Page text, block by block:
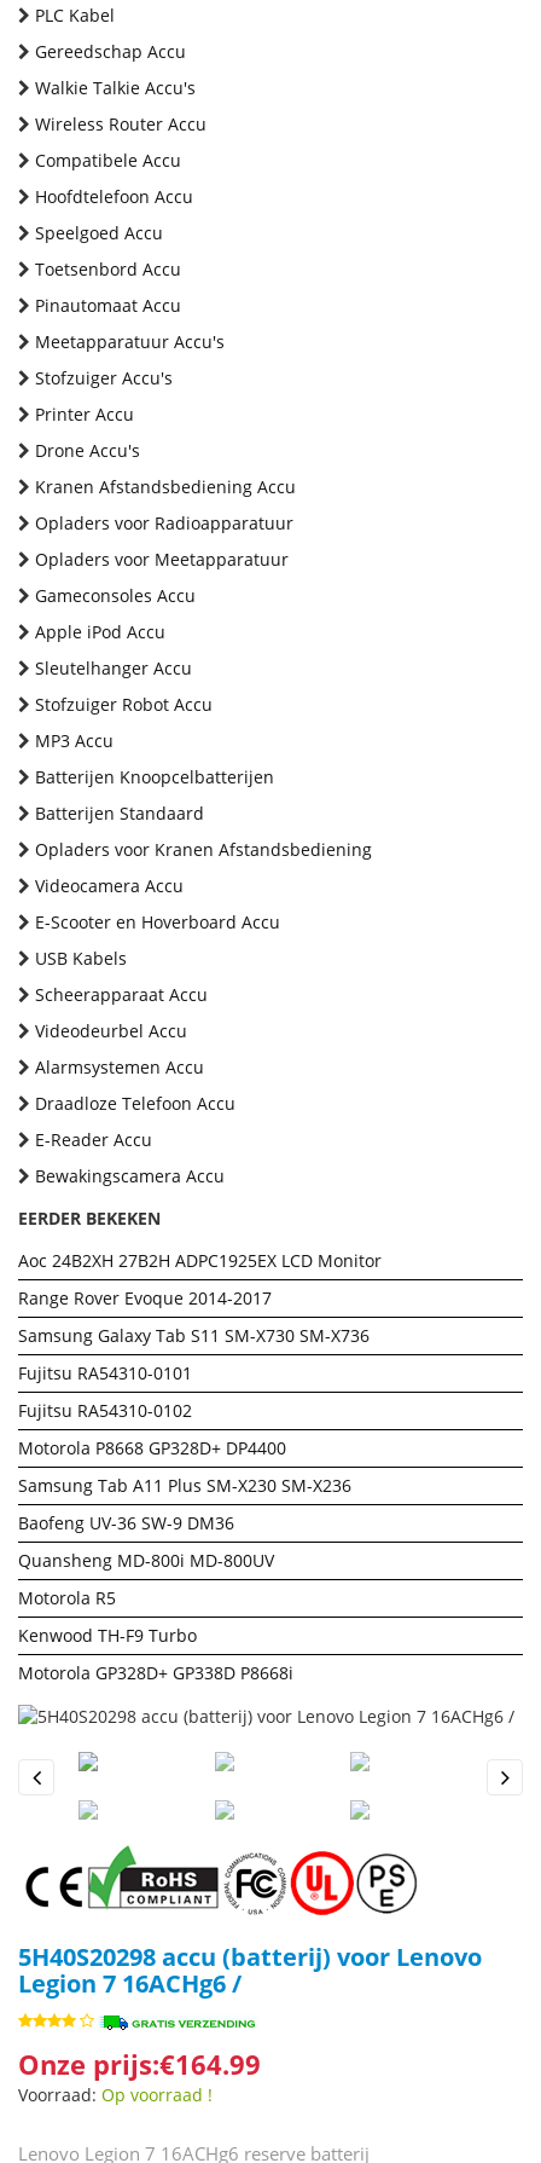
PLC Kabel
Gereedschap Accu
Walkie Talkie Accu's
Wireless Router Accu
Compatibele Accu
Hoofdtelefoon Accu
Speelgoed Accu
Toetsenbord Accu
Pinautomaat Accu
Meetapparatuur Accu's
Stofzuiger Accu's
Printer Accu
Drone Accu's
Kranen Afstandsbediening Accu
Opladers voor Radioapparatuur
Opladers voor Meetapparatuur
Gameconsoles Accu
Apple iPod Accu
Sleutelhanger Accu
Stofzuiger Robot Accu
MP3 Accu
Batterijen Knoopcelbatterijen
Batterijen Standaard
Opladers voor Kranen Afstandsbediening
Videocamera Accu
E-Scooter en Hoverboard Accu
USB Kabels
Scheerapparaat Accu
Videodeurbel Accu
Alarmsystemen Accu
Draadloze Telefoon Accu
E-Reader Accu
Bewakingscamera Accu
EERDER BEKEKEN
Aoc 24B2XH 27B2H ADPC1925EX LCD Monitor
Range Rover Evoque 2014-2017
Samsung Galaxy Tab S11 SM-X730 SM-X736
Fujitsu RA54310-0101
Fujitsu RA54310-0102
Motorola P8668 GP328D+ DP4400
Samsung Tab A11 Plus SM-X230 SM-X236
Baofeng UV-36 SW-9 DM36
Quansheng MD-800i MD-800UV
Motorola R5
Kenwood TH-F9 Turbo
Motorola GP328D+ GP338D P8668i
Previous
5H40S20298 accu (batterij) voor Lenovo
Legion 7 16ACHg6 /
Onze prijs:€164.99
Voorraad: Op voorraad !
Lenovo Legion 7 16ACHg6 reserve batterij